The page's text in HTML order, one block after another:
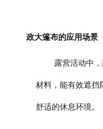
政大篷布的应用场景
露营活动中
材料，能有效遮挡
舒适的休息环境。